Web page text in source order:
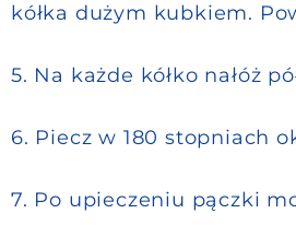
kółka dużym kubkiem.
5. Na każde kółko nałóż
6. Piecz w 180 stopniach
7. Po upieczeniu pączki